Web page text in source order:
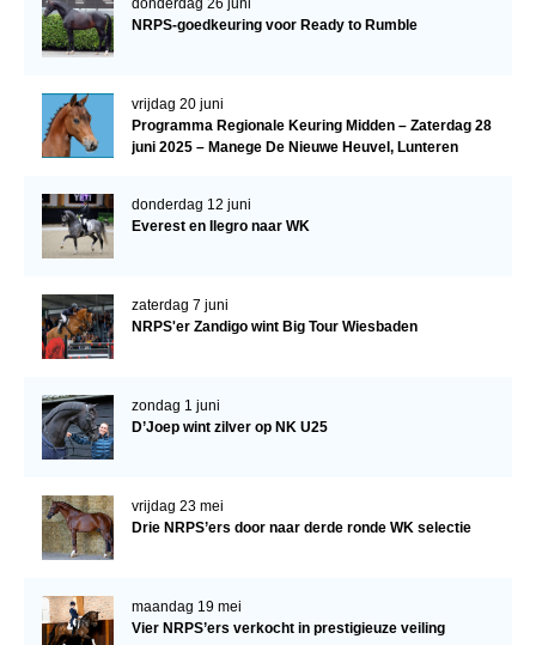
donderdag 26 juni
NRPS-goedkeuring voor Ready to Rumble
vrijdag 20 juni
Programma Regionale Keuring Midden – Zaterdag 28
juni 2025 – Manege De Nieuwe Heuvel, Lunteren
donderdag 12 juni
Everest en Ilegro naar WK
zaterdag 7 juni
NRPS'er Zandigo wint Big Tour Wiesbaden
zondag 1 juni
D’Joep wint zilver op NK U25
vrijdag 23 mei
Drie NRPS’ers door naar derde ronde WK selectie
maandag 19 mei
Vier NRPS’ers verkocht in prestigieuze veiling